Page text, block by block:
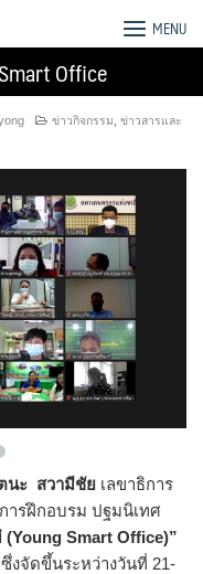
MENU
Office
ข่าวกิจกรรม ข่าวสารและ
นะ สวามีชัย เลขาธิการ
ารฝึกอบรม ปฐมนิเทศ
Smart Office)”
งจัดขึ้นระหว่างวันที่ 21-